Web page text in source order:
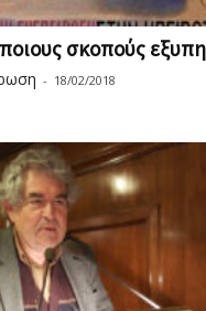
σκοπούς
- 18/02/2018